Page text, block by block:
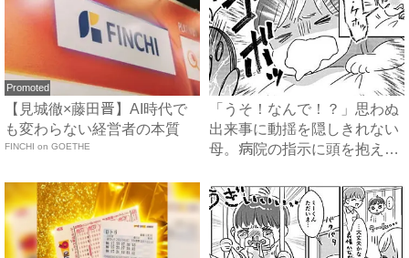
Promoted
【見城徹×藤田晋】AI時代で
も変わらない経営者の本質
FINCHI on GOETHE
「うそ！なんで！？」思わぬ
出来事に動揺を隠しきれない
母。病院の指示に頭を抱え…